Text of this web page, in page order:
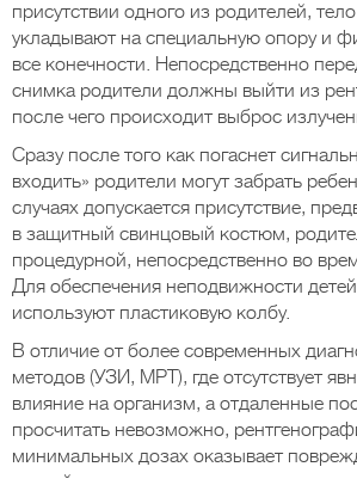
присутствии одного из родителей,
укладывают на специальную опору и
все конечности. Непосредственно
снимка родители должны выйти из
после чего происходит выброс
Сразу после того как погаснет
входить» родители могут забрать
случаях допускается присутствие,
в защитный свинцовый костюм,
процедурной, непосредственно во
Для обеспечения неподвижности
используют пластиковую колбу.
В отличие от более современных
методов (УЗИ, МРТ), где отсутствует
влияние на организм, а отдаленные
просчитать невозможно,
минимальных дозах оказывает